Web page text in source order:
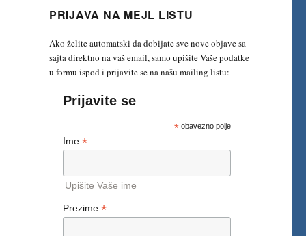
Beograda“
PRIJAVA NA MEJL LISTU
Ako želite automatski da dobijate sve nove objave sa
sajta direktno na vaš email, samo upišite Vaše podatke
u formu ispod i prijavite se na našu mailing listu:
Prijavite se
*obavezno polje
Ime *
Upišite Vaše ime
Prezime *